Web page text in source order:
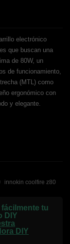
electrónico
que buscan una
de 80W, un
de funcionamiento,
(MTL) como
ergonómico con
y elegante.
innokin coolfire z80
fácilmente tu
DIY
DIY